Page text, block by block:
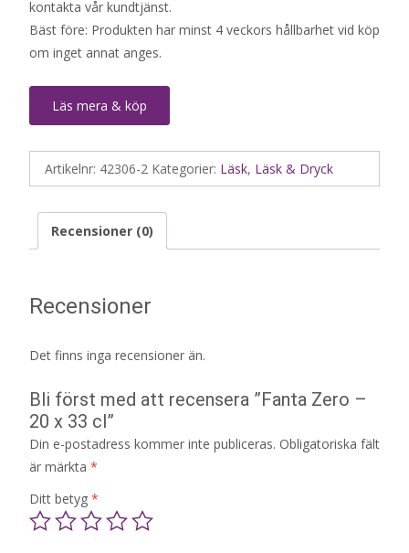
kontakta vår kundtjänst.
Bäst före: Produkten har minst 4 veckors hållbarhet vid köp
om inget annat anges.
Läs mera & köp
Artikelnr: 42306-2 Kategorier: Läsk, Läsk & Dryck
Recensioner (0)
Recensioner
Det finns inga recensioner än.
Bli först med att recensera ”Fanta Zero –
20 x 33 cl”
Din e-postadress kommer inte publiceras. Obligatoriska fält
är märkta *
Ditt betyg *